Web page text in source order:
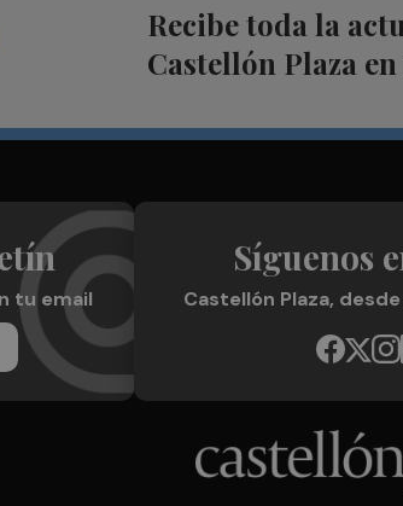
Recibe toda la
Castellón Plaza
tu email
Síguenos
Castellón Plaza,